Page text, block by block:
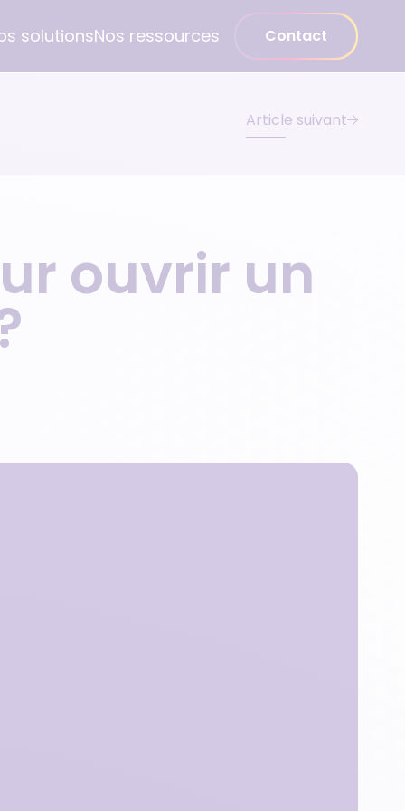
Pédiatre
Dentiste
solutionsNos ressources Contact
Article suivant
ouvrir un